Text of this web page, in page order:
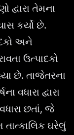
તેમના
કર્યો છે.
અને
ઉત્પાદકો
છે. તાજેતરના
વધારા દ્વારા
છતાં, જે
ઘરેલું